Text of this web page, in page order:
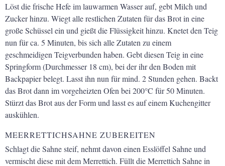
Löst die frische Hefe im lauwarmen Wasser auf, gebt Milch und
Zucker hinzu. Wiegt alle restlichen Zutaten für das Brot in eine
große Schüssel ein und gießt die Flüssigkeit hinzu. Knetet den Teig
nun für ca. 5 Minuten, bis sich alle Zutaten zu einem
geschmeidigen Teigverbunden haben. Gebt diesen Teig in eine
Springform (Durchmesser 18 cm), bei der ihr den Boden mit
Backpapier belegt. Lasst ihn nun für mind. 2 Stunden gehen. Backt
das Brot dann im vorgeheizten Ofen bei 200°C für 50 Minuten.
Stürzt das Brot aus der Form und lasst es auf einem Kuchengitter
auskühlen.
MEERRETTICHSAHNE ZUBEREITEN
Schlagt die Sahne steif, nehmt davon einen Esslöffel Sahne und
vermischt diese mit dem Merrettich. Füllt die Merrettich Sahne in